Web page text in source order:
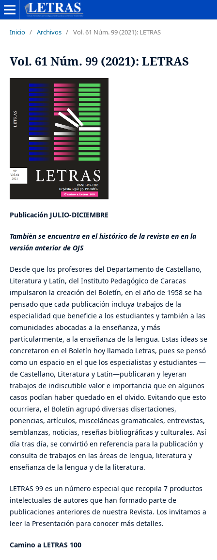
Inicio / Archivos / Vol. 61 Núm. 99 (2021): LETRAS
Vol. 61 Núm. 99 (2021): LETRAS
Publicación JULIO-DICIEMBRE
Tambièn se encuentra en el histórico de la revista en en la
versión anterior de OJS
Desde que los profesores del Departamento de Castellano,
Literatura y Latín, del Instituto Pedagógico de Caracas
impulsaron la creación del Boletín, en el año de 1958 se ha
pensado que cada publicación incluya trabajos de la
especialidad que beneficie a los estudiantes y también a las
comunidades abocadas a la enseñanza, y más
particularmente, a la enseñanza de la lengua. Estas ideas se
concretaron en el Boletín hoy llamado Letras, pues se pensó
como un espacio en el que los especialistas y estudiantes —
de Castellano, Literatura y Latín—publicaran y leyeran
trabajos de indiscutible valor e importancia que en algunos
casos podían haber quedado en el olvido. Evitando que esto
ocurriera, el Boletín agrupó diversas disertaciones,
ponencias, artículos, misceláneas gramaticales, entrevistas,
semblanzas, noticias, reseñas bibliográficas y culturales. Así
día tras día, se convirtió en referencia para la publicación y
consulta de trabajos en las áreas de lengua, literatura y
enseñanza de la lengua y de la literatura.
LETRAS 99 es un número especial que recopila 7 productos
intelectuales de autores que han formado parte de
publicaciones anteriores de nuestra Revista. Los invitamos a
leer la Presentación para conocer más detalles.
Camino a LETRAS 100